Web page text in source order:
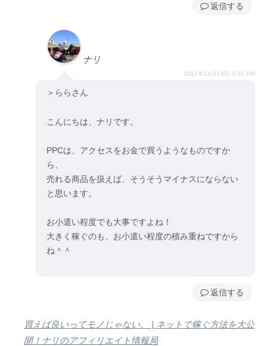
返信
ナリ
2011年11月18日 3:57 PM
＞ららさん
こんにちは、ナリです。
PPCは、アクセスをお金で買うようなものですか
ら、
売れる商品を扱えば、そうそうマイナスにならない
と思います。
お小遣い程度でも大事ですよね！
大きく稼ぐのも、お小遣い程度の積み重ねですから
ね＾＾
返信
買えば良いってモノじゃない。 | ネットで稼ぐ方法を大公
開！ナリのアフィリエイト情報局